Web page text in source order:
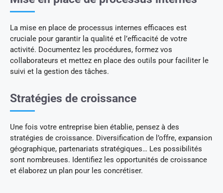
La mise en place de processus internes efficaces est
cruciale pour garantir la qualité et l’efficacité de votre
activité. Documentez les procédures, formez vos
collaborateurs et mettez en place des outils pour faciliter le
suivi et la gestion des tâches.
Stratégies de croissance
Une fois votre entreprise bien établie, pensez à des
stratégies de croissance. Diversification de l’offre, expansion
géographique, partenariats stratégiques… Les possibilités
sont nombreuses. Identifiez les opportunités de croissance
et élaborez un plan pour les concrétiser.